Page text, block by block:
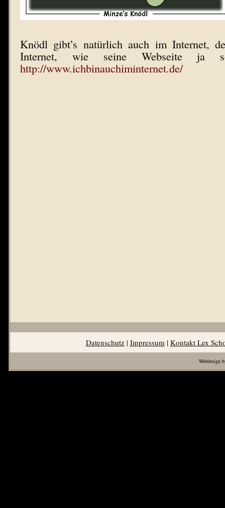
Knödl gibt’s natürlich auch im Internet,
Internet, wie seine Webseite ja
http://www.ichbinauchiminternet.de/
Datenschutz| Impressum| Kontakt Lex
Webdesign